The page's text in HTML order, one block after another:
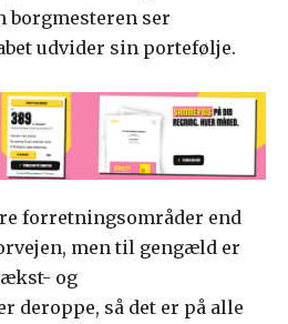
borgmesteren ser
udvider sin portefølje.
forretningsområder end
men til gengæld er
og
deroppe, så det er på alle